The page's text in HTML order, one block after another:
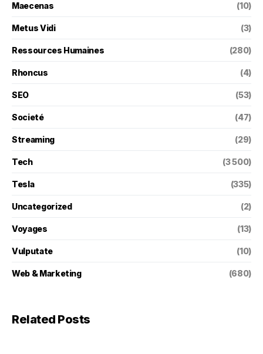
Maecenas (10)
Metus Vidi (3)
Ressources Humaines (280)
Rhoncus (4)
SEO (53)
Societé (47)
Streaming (29)
Tech (3 500)
Tesla (335)
Uncategorized (2)
Voyages (13)
Vulputate (10)
Web & Marketing (680)
Related Posts